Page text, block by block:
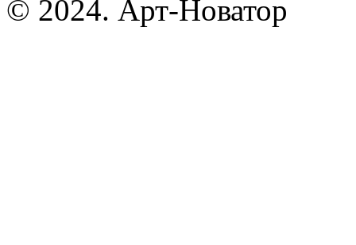
© 2024. Арт-Новатор